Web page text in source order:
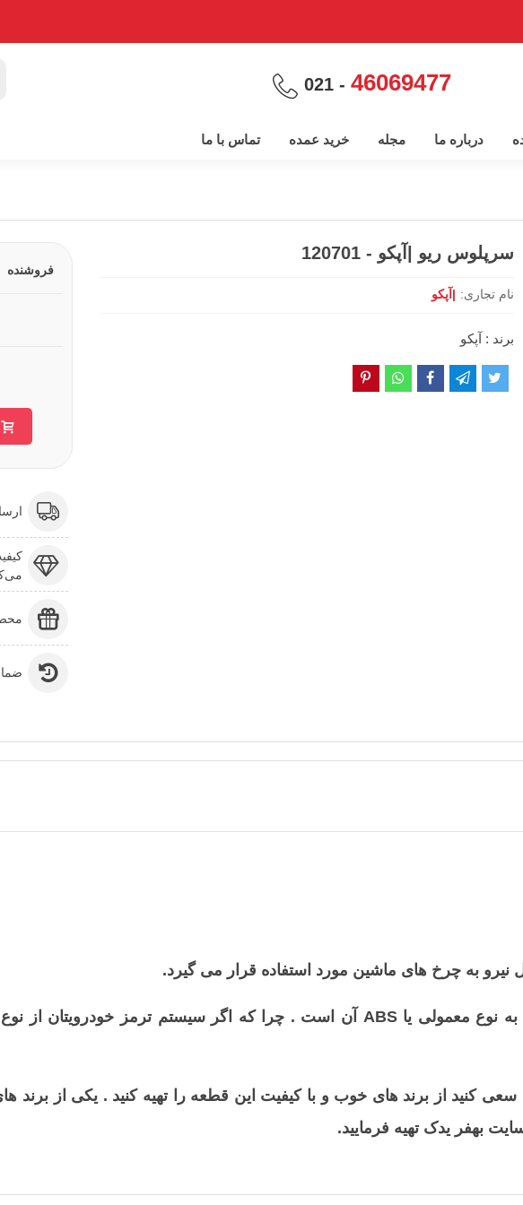
46069477
- 021
درباره ما مجله خرید عمده تماس با ما
سرپلوس ریو |آپکو - 120701
نام تجاری: |آپکو
برند : آپکو
فروشنده
به چرخ های ماشین مورد استفاده قرار می گیرد.
کنید از برند های خوب و با کیفیت این قطعه را تهیه کنید . یکی از برند
بهفر یدک تهیه فرمایید.